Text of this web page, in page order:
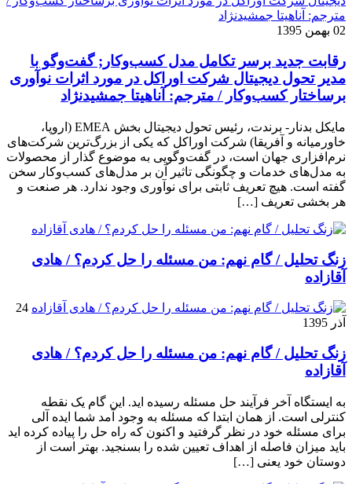
02 بهمن 1395
رقابت جدید برسر تکامل مدل کسب‌و‌کار; گفت‌وگو با
مدیر تحول دیجیتال شرکت اوراکل در مورد اثرات نوآوری
برساختار کسب‌وکار / مترجم: آناهیتا جمشیدنژاد
مایکل بدنار- برندت، رئیس تحول دیجیتال بخش EMEA (اروپا،
خاورمیانه و آفریقا) شرکت اوراکل که یکی از بزرگ‌ترین شرکت‌های
نرم‌افزاری جهان است، در گفت‌وگویی به موضوع گذار از محصولات
به مدل‌های خدمات و چگونگی تاثیر آن بر مدل‌های کسب‌و‌کار سخن
گفته است. هیچ تعریف ثابتی برای نوآوری وجود ندارد. هر صنعت و
هر بخشی تعریف […]
زنگ تحلیل / گام نهم: من مسئله را حل کردم؟ / هادی
آقازاده
24
آذر 1395
زنگ تحلیل / گام نهم: من مسئله را حل کردم؟ / هادی
آقازاده
به ایستگاه آخر فرآیند حل مسئله رسیده اید. این گام یک نقطه
کنترلی است. از همان ابتدا که مسئله به وجود آمد شما ایده آلی
برای مسئله خود در نظر گرفتید و اکنون که راه حل را پیاده کرده اید
باید میزان فاصله از اهداف تعیین شده را بسنجید. بهتر است از
دوستان خود یعنی […]